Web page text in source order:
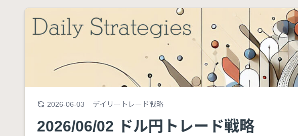
2026-06-03 デイリートレード戦略
2026/06/02 ドル円トレード戦略